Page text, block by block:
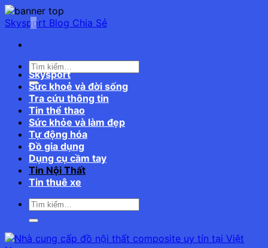
Bỏ
qua
dung
Skysport Blog Chia Sẻ
Skysport
Sức khoẻ và đời sống
Tra cứu thông tin
Tin thể thao
Sức khỏe và làm đẹp
Tự động hóa
Đồ gia dụng
Dụng cụ cầm tay
Tin Nội Thất
Tin thuê xe